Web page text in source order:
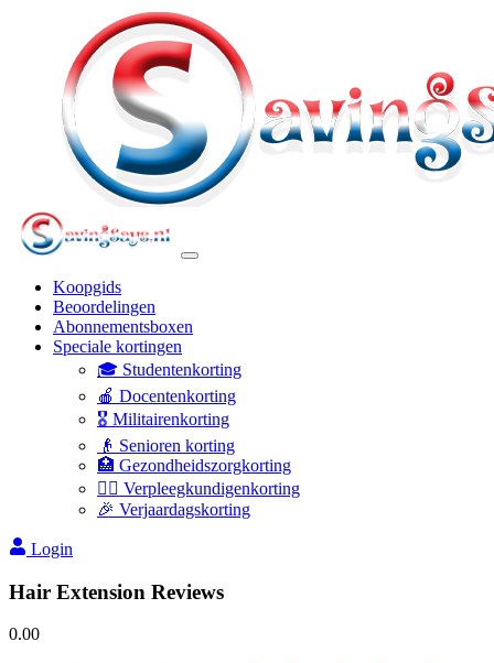
Koopgids
Beoordelingen
Abonnementsboxen
Speciale kortingen
🎓 Studentenkorting
🍎 Docentenkorting
🎖️ Militairenkorting
👴 Senioren korting
🏥 Gezondheidszorgkorting
👩‍⚕️ Verpleegkundigenkorting
🎉 Verjaardagskorting
Login
Hair Extension Reviews
0.00